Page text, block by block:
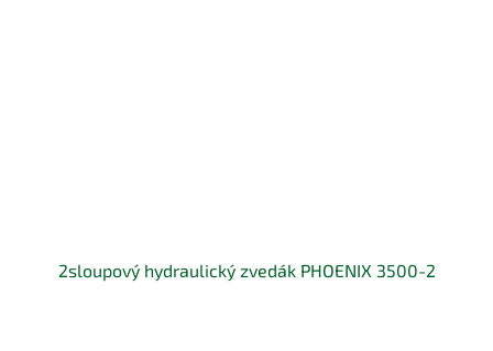
2sloupový hydraulický zvedák PHOENIX 3500-2